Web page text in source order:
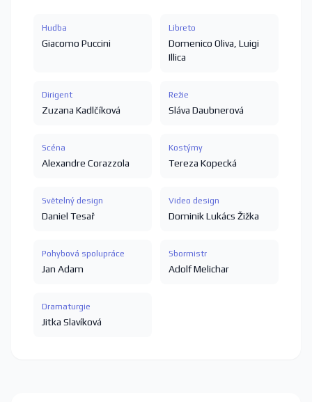
Hudba
Giacomo Puccini
Libreto
Domenico Oliva Luigi
Illica
Dirigent
Zuzana Kadlčíková
Režie
Sláva Daubnerová
Scéna
Alexandre Corazzola
Kostýmy
Tereza Kopecká
Světelný design
Daniel Tesař
Video design
Dominik Lukács Žižka
Pohybová spolupráce
Jan Adam
Sbormistr
Adolf Melichar
Dramaturgie
Jitka Slavíková